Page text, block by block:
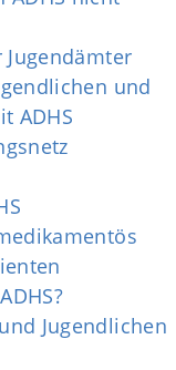
und
ADHS
Jugendlichen